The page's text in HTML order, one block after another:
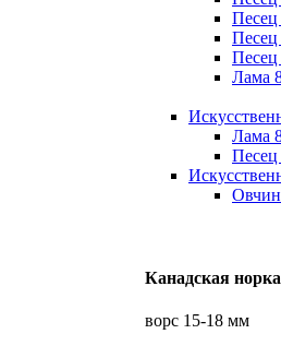
Лама
Лама
Канадская норка
ворс 15-18 мм